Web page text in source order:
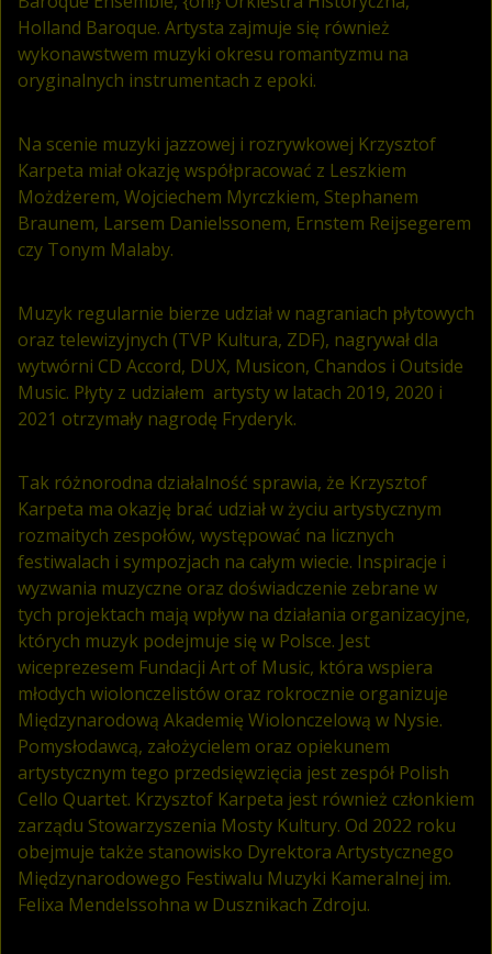
Holland Baroque. Artysta zajmuje się również
wykonawstwem muzyki okresu romantyzmu na
oryginalnych instrumentach z epoki.
Na scenie muzyki jazzowej i rozrywkowej Krzysztof
Karpeta miał okazję współpracować z Leszkiem
Możdżerem, Wojciechem Myrczkiem, Stephanem
Braunem, Larsem Danielssonem, Ernstem Reijsegerem
czy Tonym Malaby.
Muzyk regularnie bierze udział w nagraniach płytowych
oraz telewizyjnych (TVP Kultura, ZDF), nagrywał dla
wytwórni CD Accord, DUX, Musicon, Chandos i Outside
Music. Płyty z udziałem artysty w latach 2019, 2020 i
2021 otrzymały nagrodę Fryderyk.
Tak różnorodna działalność sprawia, że Krzysztof
Karpeta ma okazję brać udział w życiu artystycznym
rozmaitych zespołów, występować na licznych
festiwalach i sympozjach na całym wiecie. Inspiracje i
wyzwania muzyczne oraz doświadczenie zebrane w
tych projektach mają wpływ na działania organizacyjne,
których muzyk podejmuje się w Polsce. Jest
wiceprezesem Fundacji Art of Music, która wspiera
młodych wiolonczelistów oraz rokrocznie organizuje
Międzynarodową Akademię Wiolonczelową w Nysie.
Pomysłodawcą, założycielem oraz opiekunem
artystycznym tego przedsięwzięcia jest zespół Polish
Cello Quartet. Krzysztof Karpeta jest również członkiem
zarządu Stowarzyszenia Mosty Kultury. Od 2022 roku
obejmuje także stanowisko Dyrektora Artystycznego
Międzynarodowego Festiwalu Muzyki Kameralnej im.
Felixa Mendelssohna w Dusznikach Zdroju.